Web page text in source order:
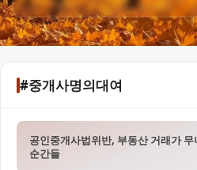
#중개사명의대여
공인중개사법위반, 부동산 거래가
순간들